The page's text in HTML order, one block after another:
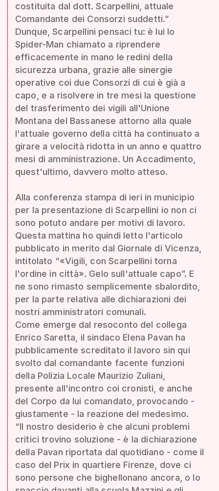
costituita dal dott. Scarpellini, attuale
Comandante dei Consorzi suddetti.”
Dunque, Scarpellini pensaci tu: è lui lo
Spider-Man chiamato a riprendere
efficacemente in mano le redini della
sicurezza urbana, grazie alle sinergie
operative coi due Consorzi di cui è già a
capo, e a risolvere in tre mesi la questione
del trasferimento dei vigili all'Unione
Montana del Bassanese attorno alla quale
l'attuale governo della città ha continuato a
girare a velocità ridotta in un anno e quattro
mesi di amministrazione. Un Accadimento,
quest'ultimo, davvero molto atteso.
Alla conferenza stampa di ieri in municipio
per la presentazione di Scarpellini io non ci
sono potuto andare per motivi di lavoro.
Questa mattina ho quindi letto l'articolo
pubblicato in merito dal Giornale di Vicenza,
intitolato “«Vigili, con Scarpellini torna
l'ordine in città». Gelo sull'attuale capo”. E
ne sono rimasto semplicemente sbalordito,
per la parte relativa alle dichiarazioni dei
nostri amministratori comunali.
Come emerge dal resoconto del collega
Enrico Saretta, il sindaco Elena Pavan ha
pubblicamente screditato il lavoro sin qui
svolto dal comandante facente funzioni
della Polizia Locale Maurizio Zuliani,
presente all'incontro coi cronisti, e anche
del Corpo da lui comandato, provocando -
giustamente - la reazione del medesimo.
“Il nostro desiderio è che alcuni problemi
critici trovino soluzione - è la dichiarazione
della Pavan riportata dal quotidiano - come il
caso del Prix in quartiere Firenze, dove ci
sono persone che bighellonano ancora, o lo